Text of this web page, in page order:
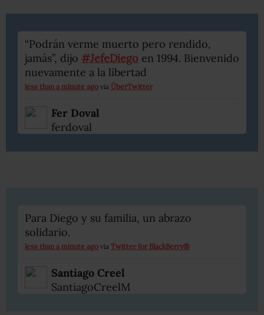
“Podrán verme muerto pero rendido,
jamás”, dijo #JefeDiego en 1994. Bienvenido
nuevamente a la libertad
less than a minute ago via ÜberTwitter
Fer Doval
ferdoval
Para Diego y su familia, un abrazo
solidario.
less than a minute ago via Twitter for BlackBerry®
Santiago Creel
SantiagoCreelM